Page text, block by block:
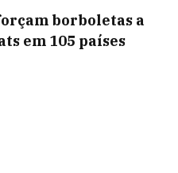
borboletas a
em 105 países